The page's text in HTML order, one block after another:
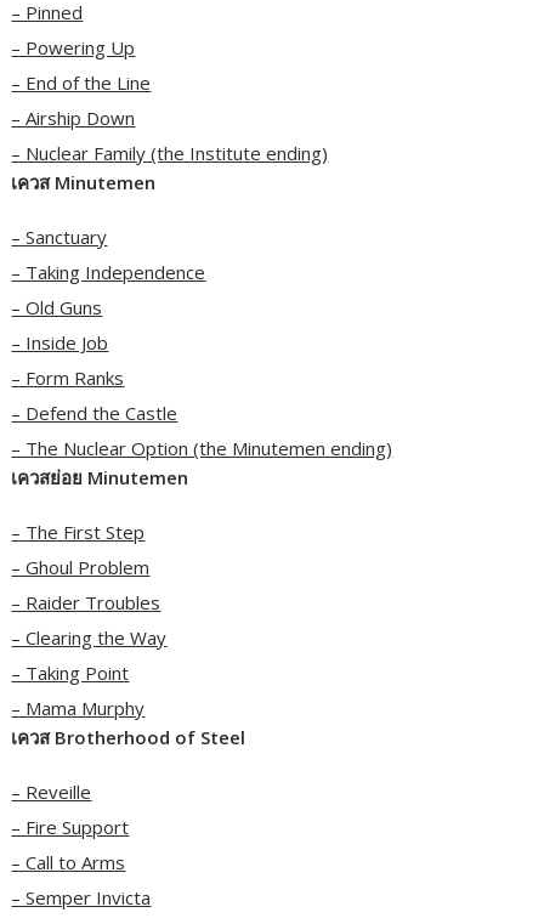
– Pinned
– Powering Up
– End of the Line
– Airship Down
– Nuclear Family (the Institute ending)
เควส Minutemen
– Sanctuary
– Taking Independence
– Old Guns
– Inside Job
– Form Ranks
– Defend the Castle
– The Nuclear Option (the Minutemen ending)
เควสย่อย Minutemen
– The First Step
– Ghoul Problem
– Raider Troubles
– Clearing the Way
– Taking Point
– Mama Murphy
เควส Brotherhood of Steel
– Reveille
– Fire Support
– Call to Arms
– Semper Invicta